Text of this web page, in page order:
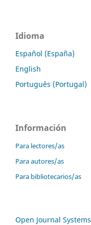
Idioma
Español (España)
English
Português (Portugal)
Información
Para lectores/as
Para autores/as
Para bibliotecarios/as
Open Journal Systems